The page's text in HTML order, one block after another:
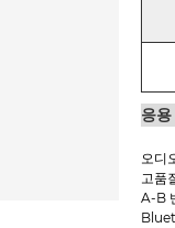
응용
오디
고품
A-B